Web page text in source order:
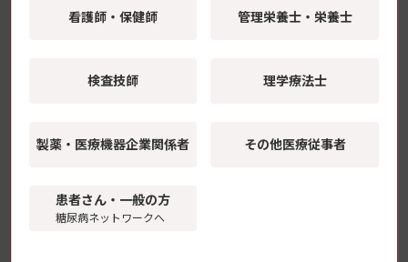
2026年8月6日(木)
2型糖尿病の「脳インスリン抵抗性」が視
2026年8月5日(水)
FreeStyleリブレ2、X線・CT検査時のセン
サー取り外しが不要に
看護師・保健師 管理栄養士・栄養士
検査技師 理学療法士
製薬・医療機器企業関係者 その他医療従事者
患者さん・一般の方
糖尿病ネットワークへ